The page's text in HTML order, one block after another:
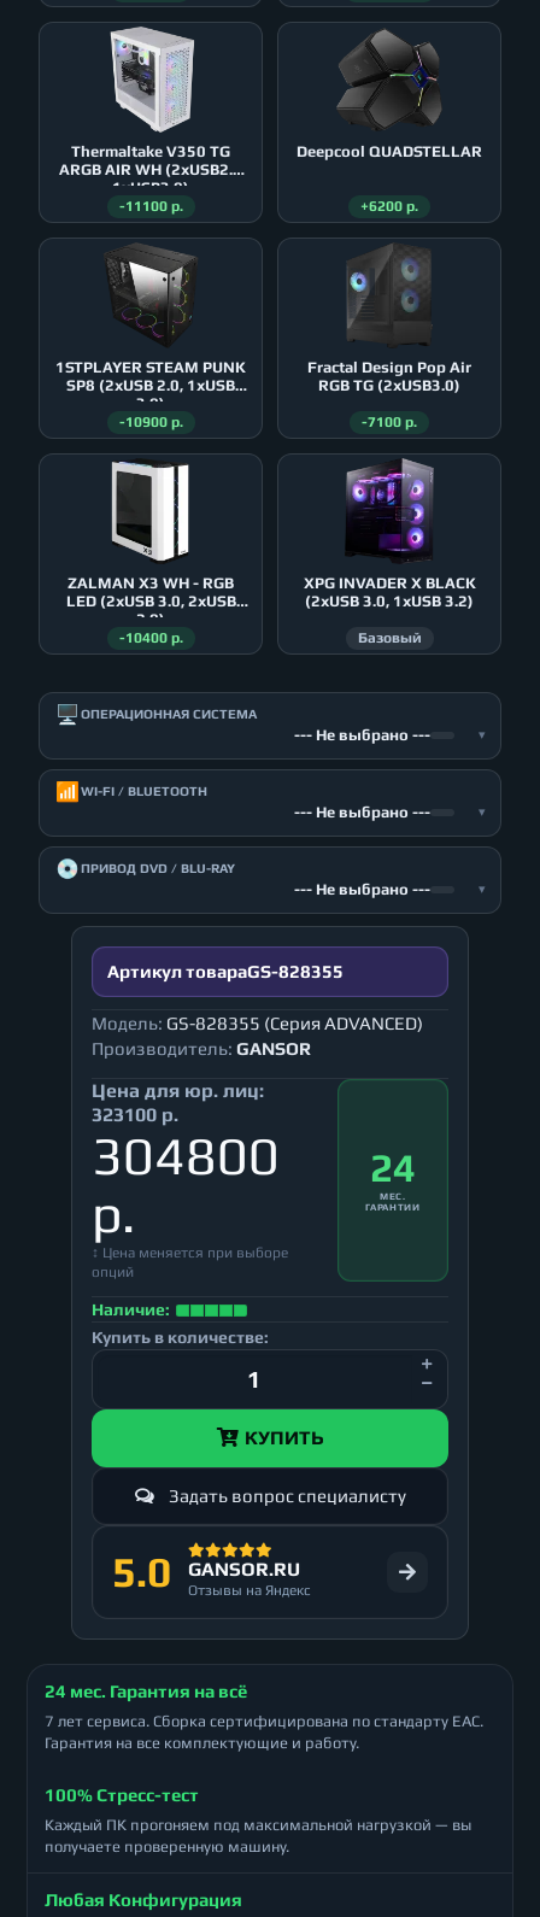
Thermaltake V350 TG
ARGB AIR WH (2xUSB2.0
1xUSB3.0)
-11100 р.
Deepcool QUADSTELLAR
+6200 р.
1STPLAYER STEAM PUNK
SP8 (2xUSB 2.0, 1xUSB
3.0)
-10900 р.
Fractal Design Pop Air
RGB TG (2xUSB3.0)
-7100 р.
ZALMAN X3 WH - RGB
LED (2xUSB 3.0, 2xUSB
2.0)
-10400 р.
XPG INVADER X BLACK
(2xUSB 3.0, 1xUSB 3.2)
Базовый
🖥️ ОПЕРАЦИОННАЯ СИСТЕМА
--- Не выбрано --- ▾
📶 WI-FI / BLUETOOTH
--- Не выбрано --- ▾
💿ПРИВОД DVD / BLU-RAY
--- Не выбрано --- ▾
Артикул товараGS-828355
Модель: GS-828355 (Серия ADVANCED)
Производитель: GANSOR
Цена для юр. лиц:
323100 р.
304800
р.
↕ Цена меняется при выборе
опций
24
МЕС.
ГАРАНТИИ
Наличие:
Купить в количестве:
КУПИТЬ
Задать вопрос специалисту
5.0 GANSOR.RU
Отзывы на Яндекс
24 мес. Гарантия на всё
7 лет сервиса. Сборка сертифицирована по стандарту ЕАС.
Гарантия на все комплектующие и работу.
100% Стресс-тест
Каждый ПК прогоняем под максимальной нагрузкой — вы
получаете проверенную машину.
Любая Конфигурация